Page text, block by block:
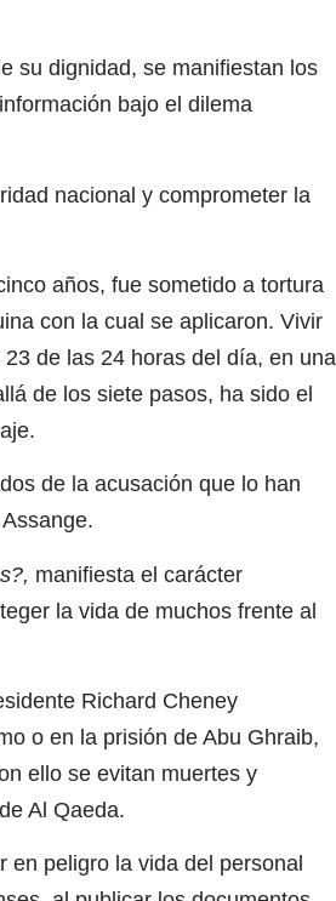
su dignidad, se manifiestan los
bajo el dilema
nacional y comprometer la
años, fue sometido a tortura
con la cual se aplicaron. Vivir
de las 24 horas del día, en una
de los siete pasos, ha sido el
de la acusación que lo han
manifiesta el carácter
la vida de muchos frente al
Richard Cheney
o en la prisión de Abu Ghraib,
ello se evitan muertes y
Al Qaeda.
peligro la vida del personal